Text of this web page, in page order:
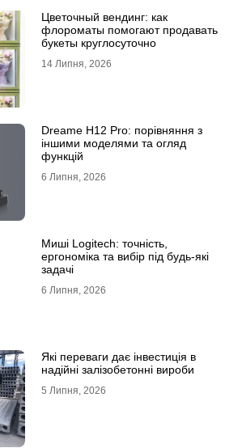
Цветочный вендинг: как
флороматы помогают продавать
букеты круглосуточно
14 Липня, 2026
Dreame H12 Pro: порівняння з
іншими моделями та огляд
функцій
6 Липня, 2026
Миші Logitech: точність,
ергономіка та вибір під будь-які
задачі
6 Липня, 2026
Які переваги дає інвестиція в
надійні залізобетонні вироби
5 Липня, 2026